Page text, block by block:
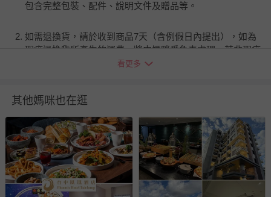
包含完整包裝、配件、說明文件及贈品等。
如需退換貨，請於收到商品7天（含例假日內提出），如為
瑕疵退換貨所產生的運費，將由媽咪愛負責處理，若非瑕疵
退貨，您可至『查詢訂單』>『已出貨』中查詢該筆訂單，
與服務，謝謝。
針對滿件折/滿額贈…等活動，如因部份退貨，而該訂單保
留商品未達活動門檻，將以原價計算，活動贈品亦需一併退
回。
部分商品依據消費者保護法的規定，不適用七天鑑賞期/猶
看更多
其他媽咪也在逛